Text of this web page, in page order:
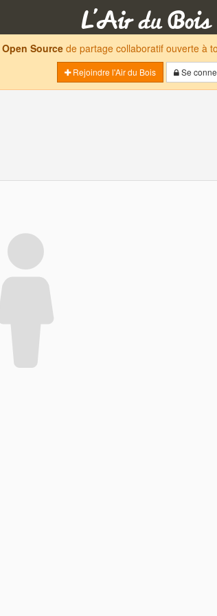
Open Source de partage collaboratif ouverte à
Rejoindre l'Air du Bois
Se